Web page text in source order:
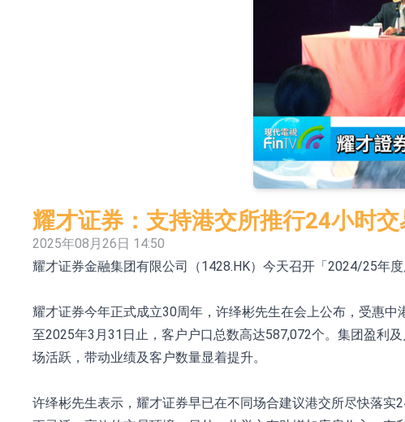
【异动股】港股涨幅榜前十，拿森科技(02261.HK)涨
神火股份：新疆神火铝水转化率已100%
【异动股】焦炭Ⅲ板块下挫，陕西黑猫(601015.CN)跌
【异动股】医疗研发外包板块拉升，毕得医药
中远海科：与中远海运国际(香港)有限公司正在开展
新莱应材：受益于半导体国产替代提速及国内晶圆
【异动股】港股跌幅榜前十，智傲控股(08282.HK)跌
【异动股】港股涨幅榜前十，帝国科技集团股权
深交所：鑫元中证电池主题交易型开放式指数证券投
聚辰股份：公司VPD芯片已顺利通过目标客户的测试认
上期所：7月份对11个实际控制关系账户组采取限制
耀才证券：支持港交所推行24小时交
2025年08月26日 14:50
耀才证券金融集团有限公司（1428.HK）今天召开「2024/25年
耀才证券今年正式成立30周年，许绎彬先生在会上公布，受惠
至2025年3月31日止，客户户口总数高达587,072个。集团盈利
场活跃，带动业绩及客户数量显着提升。
许绎彬先生表示，耀才证券早已在不同场合建议港交所尽快落